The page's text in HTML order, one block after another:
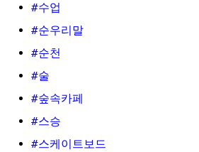
#수업
#순우리말
#순천
#술
#숲속카페
#스승
#스케이트보드